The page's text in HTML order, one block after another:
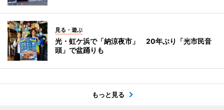
見る・遊ぶ
光・虹ケ浜で「納涼夜市」 20年ぶり「光市民音
頭」で盆踊りも
もっと見る